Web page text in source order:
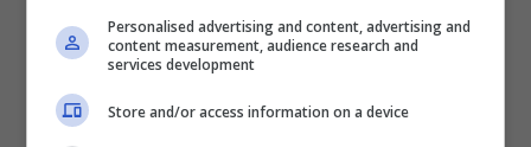
Personalised advertising and content, advertising and
content measurement, audience research and
services development
Store and/or access information on a device